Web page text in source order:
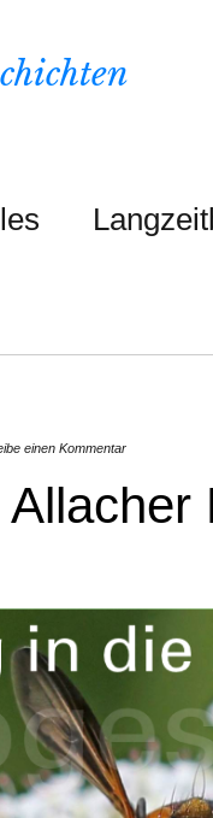
einen Kommentar